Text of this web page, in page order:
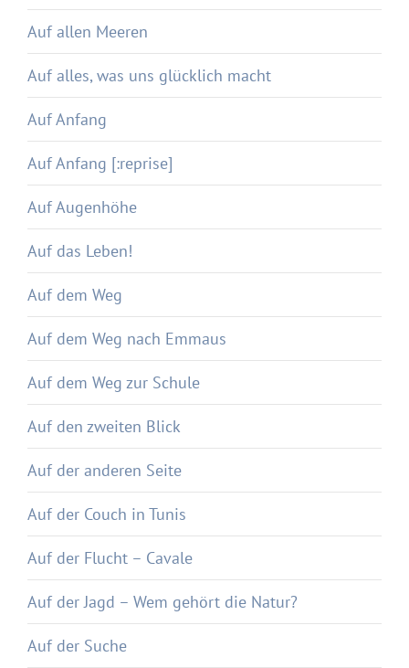
Auf allen Meeren
Auf alles, was uns glücklich macht
Auf Anfang
Auf Anfang [:reprise]
Auf Augenhöhe
Auf das Leben!
Auf dem Weg
Auf dem Weg nach Emmaus
Auf dem Weg zur Schule
Auf den zweiten Blick
Auf der anderen Seite
Auf der Couch in Tunis
Auf der Flucht – Cavale
Auf der Jagd – Wem gehört die Natur?
Auf der Suche